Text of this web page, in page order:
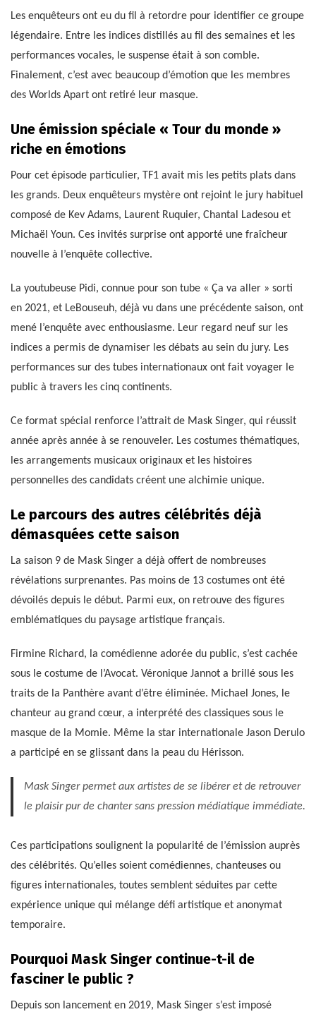
Les enquêteurs ont eu du fil à retordre pour identifier ce groupe
légendaire. Entre les indices distillés au fil des semaines et les
performances vocales, le suspense était à son comble.
Finalement, c’est avec beaucoup d’émotion que les membres
des Worlds Apart ont retiré leur masque.
Une émission spéciale « Tour du monde »
riche en émotions
Pour cet épisode particulier, TF1 avait mis les petits plats dans
les grands. Deux enquêteurs mystère ont rejoint le jury habituel
composé de Kev Adams, Laurent Ruquier, Chantal Ladesou et
Michaël Youn. Ces invités surprise ont apporté une fraîcheur
nouvelle à l’enquête collective.
La youtubeuse Pidi, connue pour son tube « Ça va aller » sorti
en 2021, et LeBouseuh, déjà vu dans une précédente saison, ont
mené l’enquête avec enthousiasme. Leur regard neuf sur les
indices a permis de dynamiser les débats au sein du jury. Les
performances sur des tubes internationaux ont fait voyager le
public à travers les cinq continents.
Ce format spécial renforce l’attrait de Mask Singer, qui réussit
année après année à se renouveler. Les costumes thématiques,
les arrangements musicaux originaux et les histoires
personnelles des candidats créent une alchimie unique.
Le parcours des autres célébrités déjà
démasquées cette saison
La saison 9 de Mask Singer a déjà offert de nombreuses
révélations surprenantes. Pas moins de 13 costumes ont été
dévoilés depuis le début. Parmi eux, on retrouve des figures
emblématiques du paysage artistique français.
Firmine Richard, la comédienne adorée du public, s’est cachée
sous le costume de l’Avocat. Véronique Jannot a brillé sous les
traits de la Panthère avant d’être éliminée. Michael Jones, le
chanteur au grand cœur, a interprété des classiques sous le
masque de la Momie. Même la star internationale Jason Derulo
a participé en se glissant dans la peau du Hérisson.
Mask Singer permet aux artistes de se libérer et de retrouver
le plaisir pur de chanter sans pression médiatique immédiate.
Ces participations soulignent la popularité de l’émission auprès
des célébrités. Qu’elles soient comédiennes, chanteuses ou
figures internationales, toutes semblent séduites par cette
expérience unique qui mélange défi artistique et anonymat
temporaire.
Pourquoi Mask Singer continue-t-il de
fasciner le public ?
Depuis son lancement en 2019, Mask Singer s’est imposé